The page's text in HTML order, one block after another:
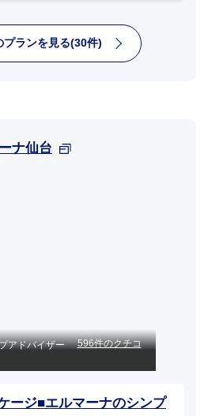
プランを見る(30件)
ナ仙台
596件のクチコ
ージ■エルマーナのシンプ